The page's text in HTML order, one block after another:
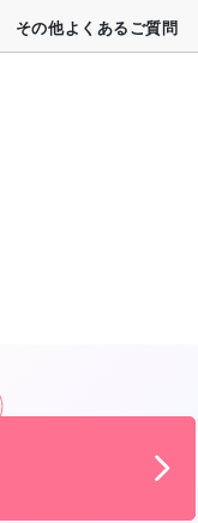
その他よくあるご質問